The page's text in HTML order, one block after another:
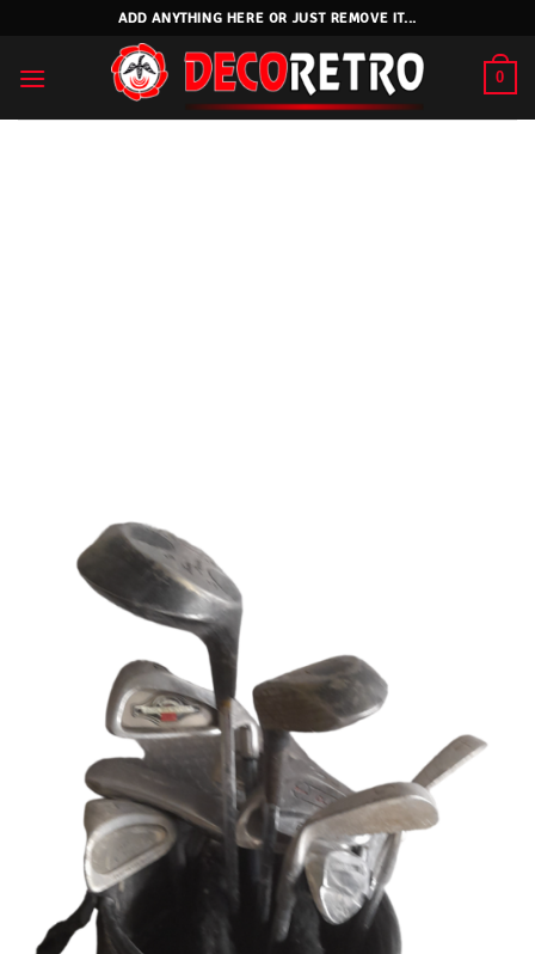
content
ADD ANYTHING HERE OR JUST REMOVE IT...
0